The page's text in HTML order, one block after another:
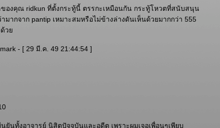
ของคุณ ridkun ที่ตั้งกระทู้นี้ ตรรกะเหมือนกัน กระทู้โหวตที่สนับสนุน
มากจาก pantip เหมาะสมหรือไม่ข้างล่างดันเห็นด้วยมากกว่า 555
ด้ว
- [ 29 มี.ค. 49 21:44:54 ]
ยันทั้งอาจารย์ นิสิตปัจจุบันและอดีต เพราะผมเจอเพื่อนๆเพียบ